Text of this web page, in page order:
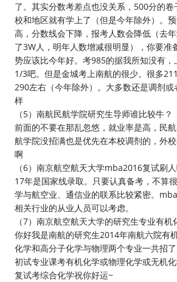
了。其实分数考差点也没关系，500分的
校和地区就有学上了（但是今年除外）。
高，分数线会下降，报考人数会降低（去
了3W人，明年人数增减很明显），你要准
势应该比今年好。考985的据我所知没有
1/3吧。但是金城考上南航的很少。很多
290左右（今年除外）。大多数还是调剂
样
（5）南航民航学院研究生导师谁比较牛？
前面的不要在那乱忽悠，就业率是高，民
航学院没招满也是优先在本校调剂的，外
啊
（6）南京航空航天大学mba2016复试刷
17年是国家线录取。只要认真备考，不算
学与航空业、通信业的联系比较紧密。mba
相关行业的从业人员可以考虑。
（7）南京航空航天大学的研究生专业有机
你好我是南航的研究生2014年南航六院有
化学和高分子化学与物理两个专业一共招
初试专业课考有机化学或物理化学或无机化
复试考综合化学祝你好运~